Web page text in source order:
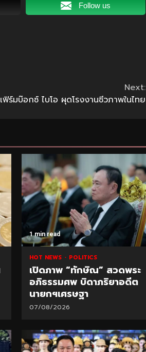
Follow us
Next:
ฟิร์มบ๊อกซ์ ไบโอ ผุดโรงงานชีวภาพในไทย
1 min read
HOT NEWS POLITICS
เปิดภาพ “ทักษิณ” สวดพระ
อภิธรรมศพ บิดาภริยาอดีต
นายกฯเศรษฐา
07/08/2026